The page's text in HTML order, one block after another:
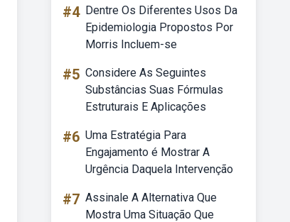
#4 Dentre Os Diferentes Usos Da
Epidemiologia Propostos Por
Morris Incluem-se
#5 Considere As Seguintes
Substâncias Suas Fórmulas
Estruturais E Aplicações
#6 Uma Estratégia Para
Engajamento é Mostrar A
Urgência Daquela Intervenção
#7 Assinale A Alternativa Que
Mostra Uma Situação Que